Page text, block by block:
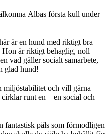
Albas första kull under
är en hund med riktigt bra
Hon är riktigt behaglig, noll
vad gäller socialt samarbete,
glad hund!
miljöstabilitet och vill gärna
runt en – en social och
päls som förmodligen